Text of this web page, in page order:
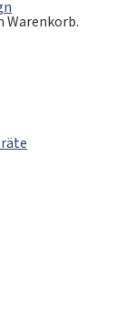
Warenkorb.